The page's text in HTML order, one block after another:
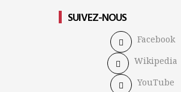
SUIVEZ-NOUS
Facebook
Wikipedia
YouTube